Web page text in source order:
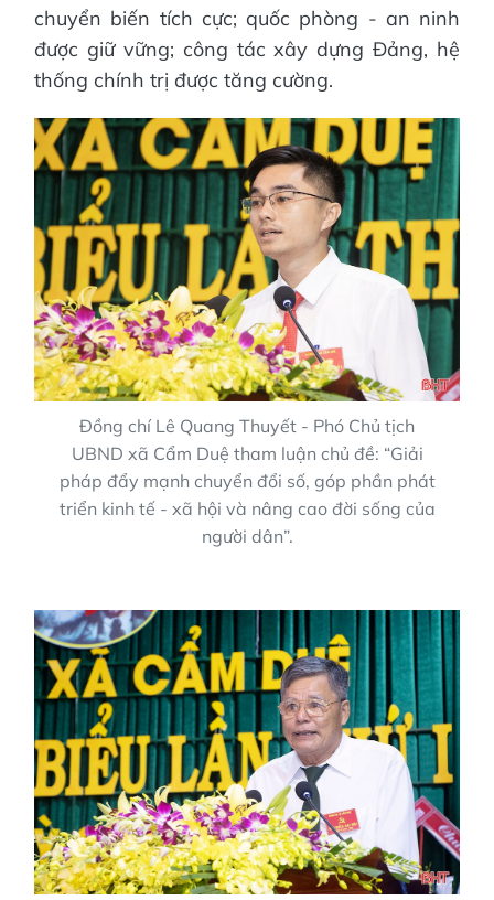
chuyển biến tích cực; quốc phòng - an ninh
được giữ vững; công tác xây dựng Đảng, hệ
thống chính trị được tăng cường.
Đồng chí Lê Quang Thuyết - Phó Chủ tịch
UBND xã Cẩm Duệ tham luận chủ đề: “Giải
pháp đẩy mạnh chuyển đổi số, góp phần phát
triển kinh tế - xã hội và nâng cao đời sống của
người dân”.